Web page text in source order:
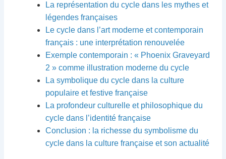
La représentation du cycle dans les mythes et
légendes françaises
Le cycle dans l’art moderne et contemporain
français : une interprétation renouvelée
Exemple contemporain : « Phoenix Graveyard
2 » comme illustration moderne du cycle
La symbolique du cycle dans la culture
populaire et festive française
La profondeur culturelle et philosophique du
cycle dans l’identité française
Conclusion : la richesse du symbolisme du
cycle dans la culture française et son actualité